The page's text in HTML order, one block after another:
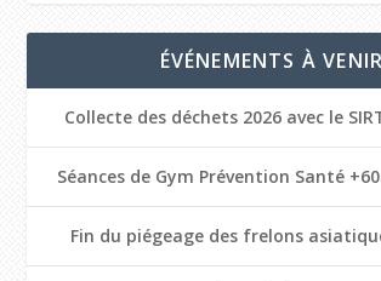
ÉVÉNEMENTS À VENIR
Collecte des déchets 2026 avec le
Séances de Gym Prévention Santé
Fin du piégeage des frelons